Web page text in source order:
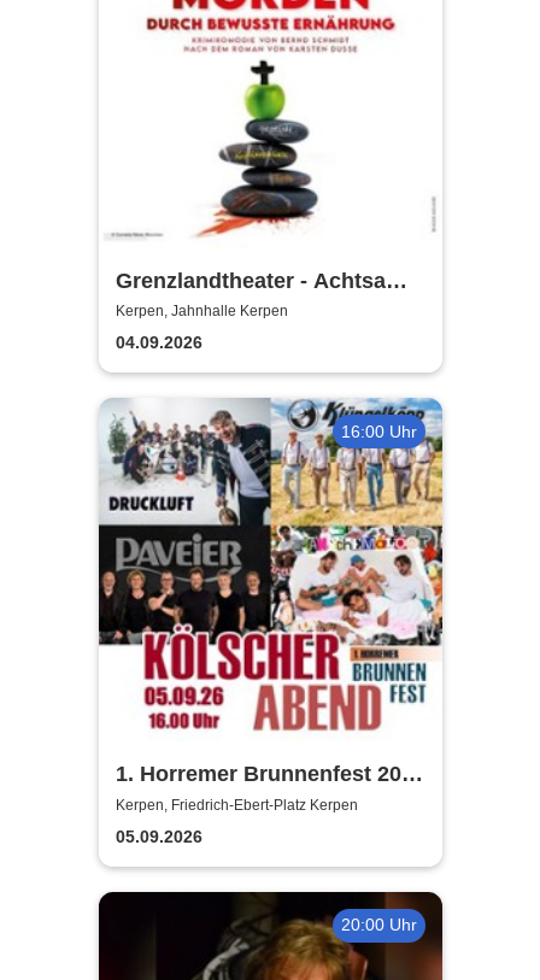
Grenzlandtheater - Achtsam
Morden durch bewusste
Ernährung
Kerpen, Jahnhalle Kerpen
04.09.2026
16:00 Uhr
1. Horremer Brunnenfest 2026
- Klüngelköpp, Druckluft,
Planschemalöör, Paveier
Kerpen, Friedrich-Ebert-Platz Kerpen
05.09.2026
20:00 Uhr